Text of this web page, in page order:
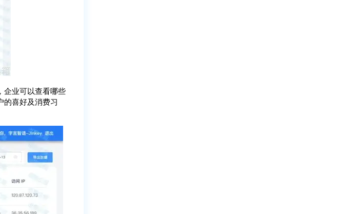
企业可以查看哪些
的喜好及消费习